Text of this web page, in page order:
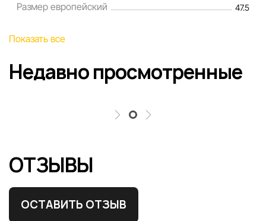
Размер европейский 47.5
Показать все
Недавно просмотренные
ОТЗЫВЫ
ОСТАВИТЬ ОТЗЫВ